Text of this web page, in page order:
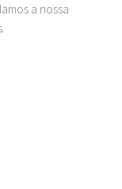
a nossa